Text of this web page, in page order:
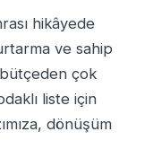
hikâyede
ve sahip
çok
liste için
dönüşüm